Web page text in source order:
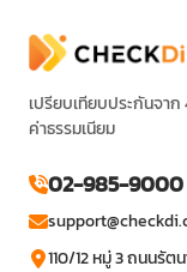
เปรียบเทียบประกันจา
ค่าธรรมเนียม
02-985-9000
110/12 หมู่ 3 ถนนรัต